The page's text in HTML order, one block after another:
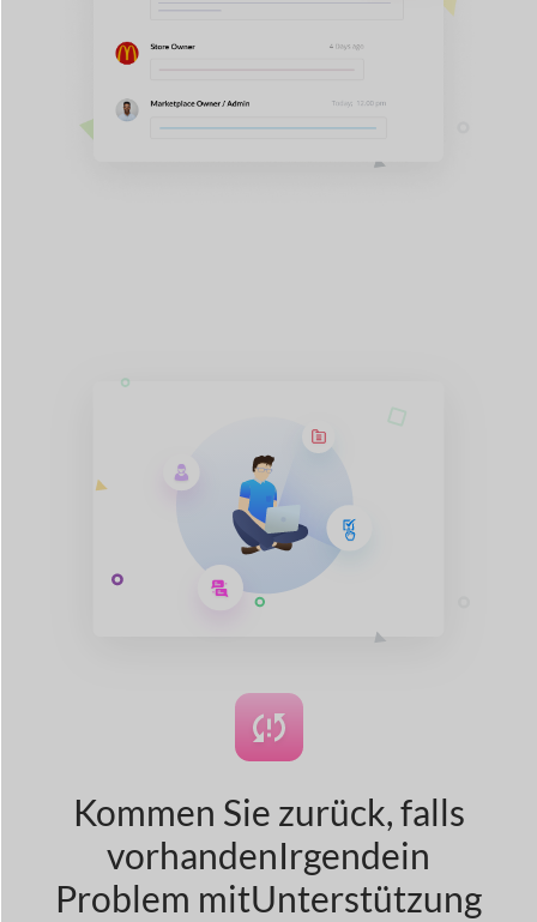
Kommen Sie zurück, falls
vorhandenIrgendein
Problem mitUnterstützung